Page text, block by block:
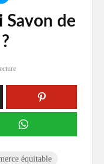
Savon de
équitable